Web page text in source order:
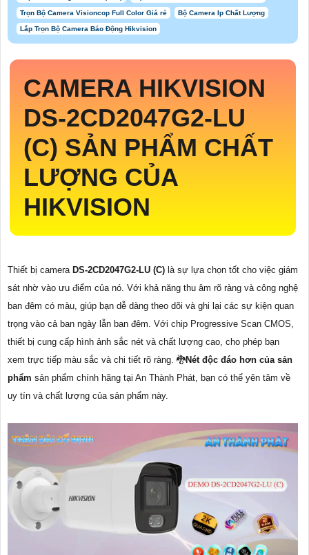
Trọn Bộ Camera Visioncop Full Color Giá rẻ Bộ Camera Ip Chất Lượng
Lắp Trọn Bộ Camera Báo Động Hikvision
CAMERA HIKVISION
DS-2CD2047G2-LU
(C) SẢN PHẨM CHẤT
LƯỢNG CỦA
HIKVISION
Thiết bị camera DS-2CD2047G2-LU (C) là sự lựa chọn tốt cho việc giám
sát nhờ vào ưu điểm của nó. Với khả năng thu âm rõ ràng và công nghệ
ban đêm có màu, giúp bạn dễ dàng theo dõi và ghi lại các sự kiện quan
trọng vào cả ban ngày lẫn ban đêm. Với chip Progressive Scan CMOS,
thiết bị cung cấp hình ảnh sắc nét và chất lượng cao, cho phép bạn
xem trực tiếp màu sắc và chi tiết rõ ràng. 🐉️Nét độc đáo hơn của sản
phẩm sản phẩm chính hãng tại An Thành Phát, bạn có thể yên tâm về
uy tín và chất lượng của sản phẩm này.